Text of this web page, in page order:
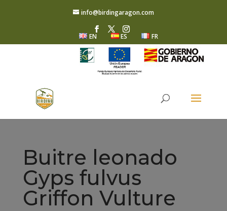
info@birdingaragon.com
EN ES FR
Buitre leonado
Gyps fulvus
Griffon Vulture